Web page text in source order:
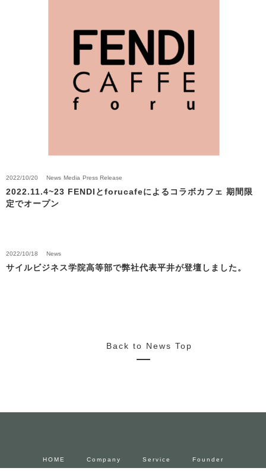
2022/10/20 News Media Press Release
2022.11.4~23 FENDIとforucafeによるコラボカフェ 期間限
定でオープン